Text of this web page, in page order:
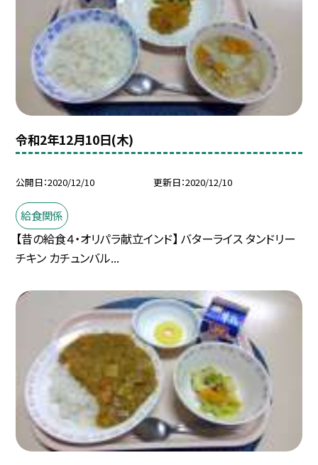
令和2年12月10日(木)
公開日 2020/12/10 更新日 2020/12/10
給食関係
【昔の給食４・オリパラ献立インド】 バターライス タンドリー
チキン カチュンバル...